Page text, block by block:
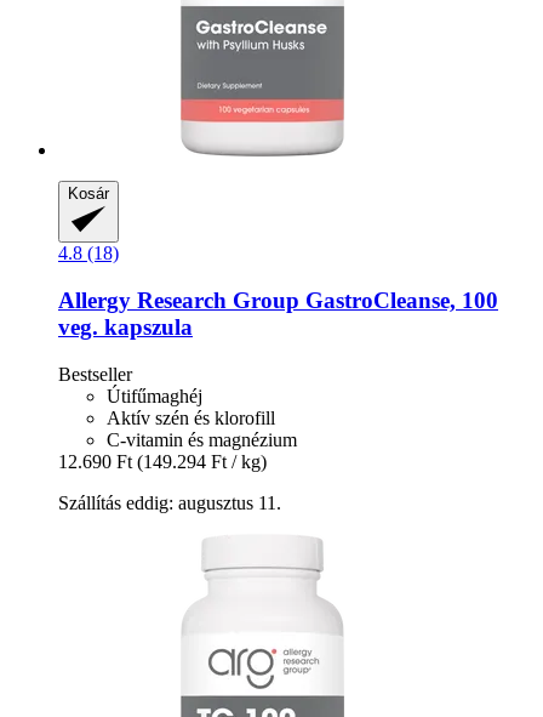
Kosár
4.8 (18)
Allergy Research Group GastroCleanse, 100
veg. kapszula
Bestseller
Útifűmaghéj
Aktív szén és klorofill
C-vitamin és magnézium
12.690 Ft (149.294 Ft / kg)
Szállítás eddig: augusztus 11.